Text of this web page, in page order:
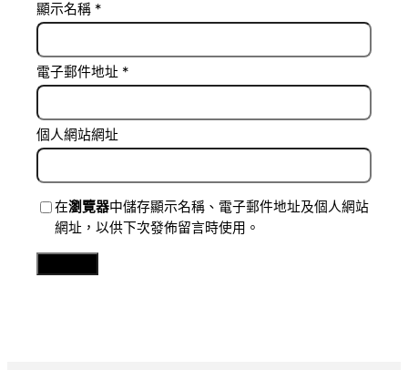
顯示名稱 *
電子郵件地址 *
個人網站網址
在瀏覽器中儲存顯示名稱、電子郵件地址及個人網站
網址，以供下次發佈留言時使用。